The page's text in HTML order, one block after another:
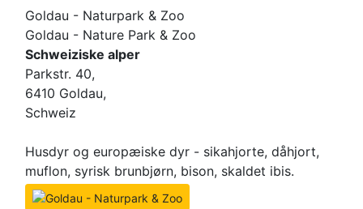
Goldau - Naturpark & ​​Zoo
Goldau - Nature Park & Zoo
Schweiziske alper
Parkstr. 40,
6410 Goldau,
Schweiz
Husdyr og europæiske dyr - sikahjorte, dåhjort,
muflon, syrisk brunbjørn, bison, skaldet ibis.